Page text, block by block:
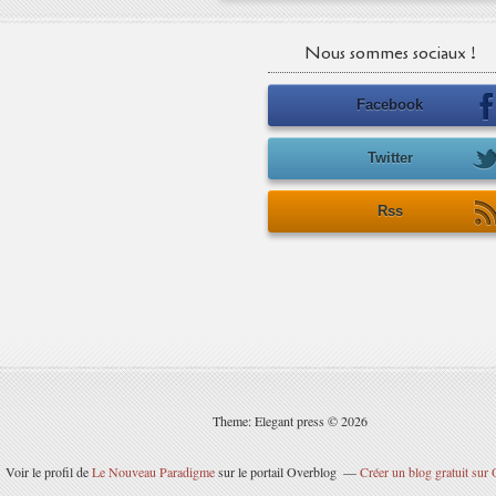
Nous sommes sociaux !
Facebook
Twitter
Rss
Theme: Elegant press © 2026
Voir le profil deLe Nouveau Paradigmesur le portail Overblog Créer un blog gratuit sur